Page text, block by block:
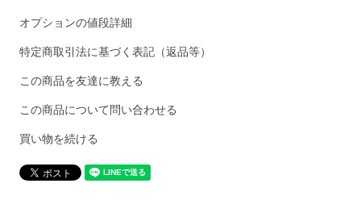
オプションの値段詳細
特定商取引法に基づく表記（返品等）
この商品を友達に教える
この商品について問い合わせる
買い物を続ける